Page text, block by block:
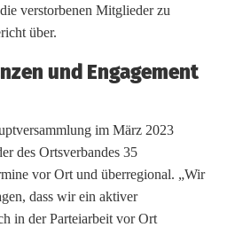
verstorbenen Mitglieder zu
über.
und Engagement
im März 2023
des Ortsverbandes 35
vor Ort und überregional. „Wir
dass wir ein aktiver
in der Parteiarbeit vor Ort